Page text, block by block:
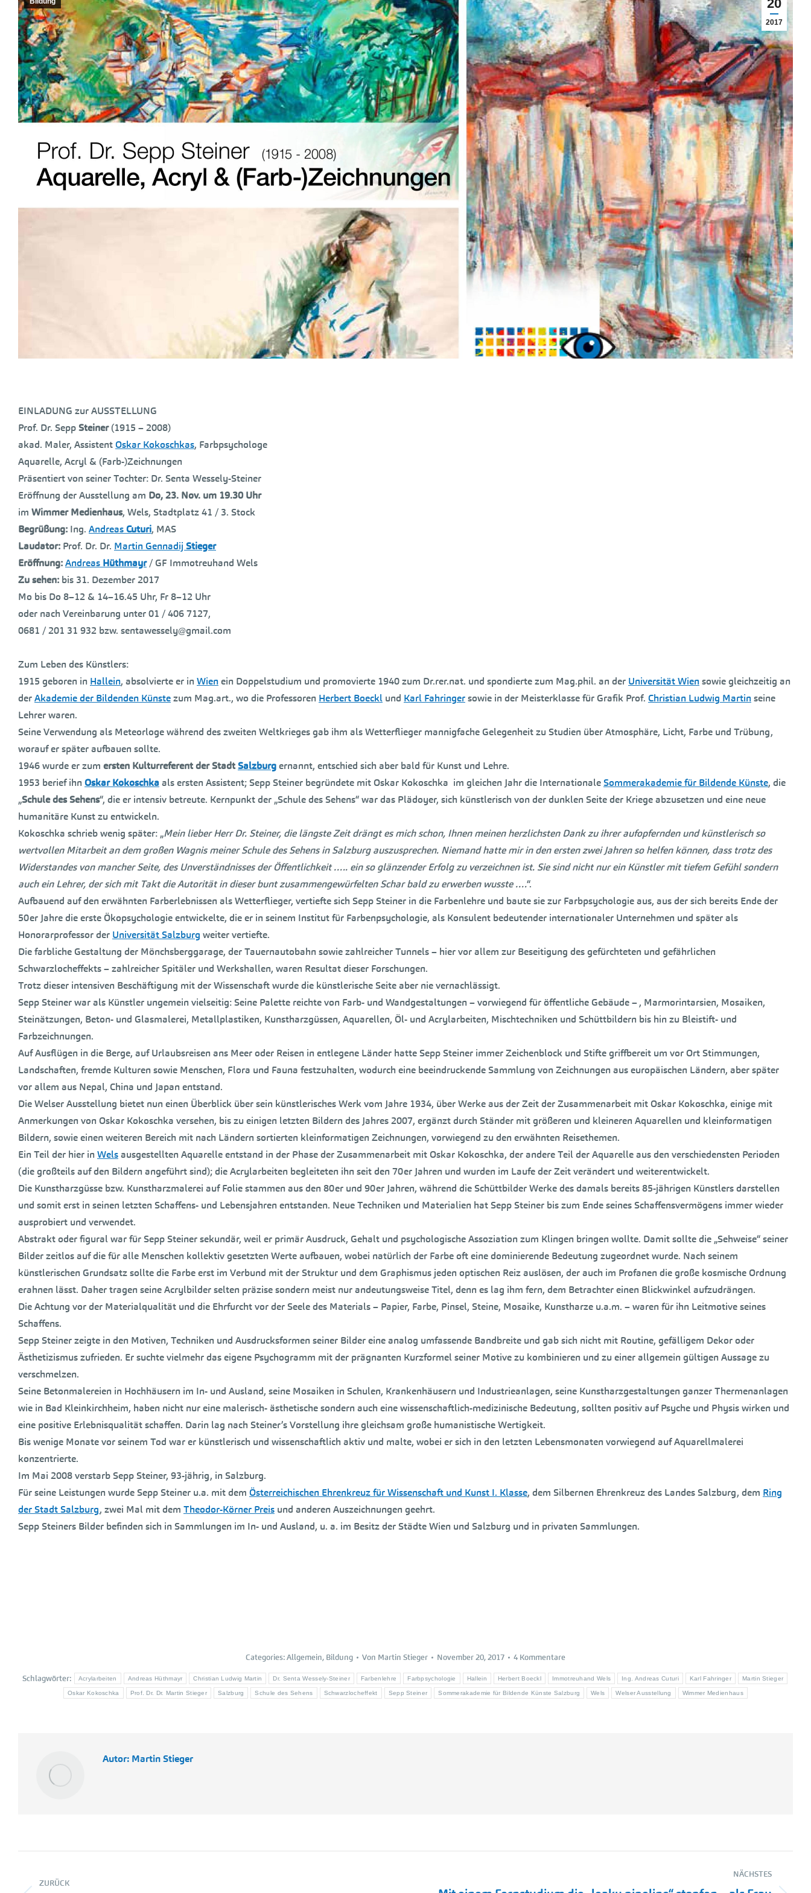
20
2017
EINLADUNG zur AUSSTELLUNG
Prof. Dr. SeppSteiner(1915 – 2008)
akad. Maler, AssistentOskar Kokoschkas, Farbpsychologe
Aquarelle, Acryl & (Farb-)Zeichnungen
Präsentiert von seiner Tochter: Dr. Senta Wessely-Steiner
Eröffnung der Ausstellung am Do, 23. Nov. um 19.30 Uhr
im Wimmer Medienhaus, Wels, Stadtplatz 41 / 3. Stock
Begrüßung: Ing. AndreasCuturi, MAS
Laudator: Prof. Dr. Dr. Martin Gennadij Stieger
Eröffnung:Andreas Hüthmayr/ GF Immotreuhand Wels
Zu sehen: bis 31. Dezember 2017
Mo bis Do 8–12 & 14–16.45 Uhr, Fr 8–12 Uhr
oder nach Vereinbarung unter 01 / 406 7127,
0681 / 201 31 932 bzw. sentawessely@gmail.com
Zum Leben des Künstlers:
1915 geboren in Hallein, absolvierte er in Wienein Doppelstudium und promovierte 1940 zum Dr.rer.nat. und spondierte zum Mag.phil. an der Universität Wiensowie gleichzeitig an
derAkademie der Bildenden Künstezum Mag.art., wo die Professoren Herbert Boeckl und Karl Fahringersowie in der Meisterklasse für Grafik Prof. Christian Ludwig Martinseine
Lehrer waren.
Seine Verwendung als Meteorloge während des zweiten Weltkrieges gab ihm als Wetterflieger mannigfache Gelegenheit zu Studien über Atmosphäre, Licht, Farbe und Trübung,
worauf er später aufbauen sollte.
1946 wurde er zum ersten Kulturreferent der StadtSalzburgernannt, entschied sich aber bald für Kunst und Lehre.
1953 berief ihn Oskar Kokoschka als ersten Assistent; Sepp Steiner begründete mit Oskar Kokoschka im gleichen Jahr die InternationaleSommerakademie für Bildende Künste, die
„Schule des Sehens“, die er intensiv betreute. Kernpunkt der „Schule des Sehens“ war das Plädoyer, sich künstlerisch von der dunklen Seite der Kriege abzusetzen und eine neue
humanitäre Kunst zu entwickeln.
Kokoschka schrieb wenig später: „Mein lieber Herr Dr. Steiner, die längste Zeit drängt es mich schon, Ihnen meinen herzlichsten Dank zu ihrer aufopfernden und künstlerisch so
wertvollen Mitarbeit an dem großen Wagnis meiner Schule des Sehens in Salzburg auszusprechen. Niemand hatte mir in den ersten zwei Jahren so helfen können, dass trotz des
Widerstandes von mancher Seite, des Unverständnisses der Öffentlichkeit ….. ein so glänzender Erfolg zu verzeichnen ist. Sie sind nicht nur ein Künstler mit tiefem Gefühl sondern
auch ein Lehrer, der sich mit Takt die Autorität in dieser bunt zusammengewürfelten Schar bald zu erwerben wusste ….“.
Aufbauend auf den erwähnten Farberlebnissen als Wetterflieger, vertiefte sich Sepp Steiner in die Farbenlehre und baute sie zur Farbpsychologie aus, aus der sich bereits Ende der
50er Jahre die erste Ökopsychologie entwickelte, die er in seinem Institut für Farbenpsychologie, als Konsulent bedeutender internationaler Unternehmen und später als
Honorarprofessor der Universität Salzburg weiter vertiefte.
Die farbliche Gestaltung der Mönchsberggarage, der Tauernautobahn sowie zahlreicher Tunnels – hier vor allem zur Beseitigung des gefürchteten und gefährlichen
Schwarzlocheffekts – zahlreicher Spitäler und Werkshallen, waren Resultat dieser Forschungen.
Trotz dieser intensiven Beschäftigung mit der Wissenschaft wurde die künstlerische Seite aber nie vernachlässigt.
Sepp Steiner war als Künstler ungemein vielseitig: Seine Palette reichte von Farb- und Wandgestaltungen – vorwiegend für öffentliche Gebäude – , Marmorintarsien, Mosaiken,
Steinätzungen, Beton- und Glasmalerei, Metallplastiken, Kunstharzgüssen, Aquarellen, Öl- und Acrylarbeiten, Mischtechniken und Schüttbildern bis hin zu Bleistift- und
Farbzeichnungen.
Auf Ausflügen in die Berge, auf Urlaubsreisen ans Meer oder Reisen in entlegene Länder hatte Sepp Steiner immer Zeichenblock und Stifte griffbereit um vor Ort Stimmungen,
Landschaften, fremde Kulturen sowie Menschen, Flora und Fauna festzuhalten, wodurch eine beeindruckende Sammlung von Zeichnungen aus europäischen Ländern, aber später
vor allem aus Nepal, China und Japan entstand.
Die Welser Ausstellung bietet nun einen Überblick über sein künstlerisches Werk vom Jahre 1934, über Werke aus der Zeit der Zusammenarbeit mit Oskar Kokoschka, einige mit
Anmerkungen von Oskar Kokoschka versehen, bis zu einigen letzten Bildern des Jahres 2007, ergänzt durch Ständer mit größeren und kleineren Aquarellen und kleinformatigen
Bildern, sowie einen weiteren Bereich mit nach Ländern sortierten kleinformatigen Zeichnungen, vorwiegend zu den erwähnten Reisethemen.
Ein Teil der hier in Welsausgestellten Aquarelle entstand in der Phase der Zusammenarbeit mit Oskar Kokoschka, der andere Teil der Aquarelle aus den verschiedensten Perioden
(die großteils auf den Bildern angeführt sind); die Acrylarbeiten begleiteten ihn seit den 70er Jahren und wurden im Laufe der Zeit verändert und weiterentwickelt.
Die Kunstharzgüsse bzw. Kunstharzmalerei auf Folie stammen aus den 80er und 90er Jahren, während die Schüttbilder Werke des damals bereits 85-jährigen Künstlers darstellen
und somit erst in seinen letzten Schaffens- und Lebensjahren entstanden. Neue Techniken und Materialien hat Sepp Steiner bis zum Ende seines Schaffensvermögens immer wieder
ausprobiert und verwendet.
Abstrakt oder figural war für Sepp Steiner sekundär, weil er primär Ausdruck, Gehalt und psychologische Assoziation zum Klingen bringen wollte. Damit sollte die „Sehweise“ seiner
Bilder zeitlos auf die für alle Menschen kollektiv gesetzten Werte aufbauen, wobei natürlich der Farbe oft eine dominierende Bedeutung zugeordnet wurde. Nach seinem
künstlerischen Grundsatz sollte die Farbe erst im Verbund mit der Struktur und dem Graphismus jeden optischen Reiz auslösen, der auch im Profanen die große kosmische Ordnung
erahnen lässt. Daher tragen seine Acrylbilder selten präzise sondern meist nur andeutungsweise Titel, denn es lag ihm fern, dem Betrachter einen Blickwinkel aufzudrängen.
Die Achtung vor der Materialqualität und die Ehrfurcht vor der Seele des Materials – Papier, Farbe, Pinsel, Steine, Mosaike, Kunstharze u.a.m. – waren für ihn Leitmotive seines
Schaffens.
Sepp Steiner zeigte in den Motiven, Techniken und Ausdrucksformen seiner Bilder eine analog umfassende Bandbreite und gab sich nicht mit Routine, gefälligem Dekor oder
Ästhetizismus zufrieden. Er suchte vielmehr das eigene Psychogramm mit der prägnanten Kurzformel seiner Motive zu kombinieren und zu einer allgemein gültigen Aussage zu
verschmelzen.
Seine Betonmalereien in Hochhäusern im In- und Ausland, seine Mosaiken in Schulen, Krankenhäusern und Industrieanlagen, seine Kunstharzgestaltungen ganzer Thermenanlagen
wie in Bad Kleinkirchheim, haben nicht nur eine malerisch- ästhetische sondern auch eine wissenschaftlich-medizinische Bedeutung, sollten positiv auf Psyche und Physis wirken und
eine positive Erlebnisqualität schaffen. Darin lag nach Steiner’s Vorstellung ihre gleichsam große humanistische Wertigkeit.
Bis wenige Monate vor seinem Tod war er künstlerisch und wissenschaftlich aktiv und malte, wobei er sich in den letzten Lebensmonaten vorwiegend auf Aquarellmalerei
konzentrierte.
Im Mai 2008 verstarb Sepp Steiner, 93-jährig, in Salzburg.
Für seine Leistungen wurde Sepp Steiner u.a. mit dem Österreichischen Ehrenkreuz für Wissenschaft und Kunst I. Klasse, dem Silbernen Ehrenkreuz des Landes Salzburg, dem Ring
der Stadt Salzburg, zwei Mal mit dem Theodor-Körner Preis und anderen Auszeichnungen geehrt.
Sepp Steiners Bilder befinden sich in Sammlungen im In- und Ausland, u. a. im Besitz der Städte Wien und Salzburg und in privaten Sammlungen.
Categories:Allgemein, Bildung Von Martin Stieger November 20, 2017 4 Kommentare
Schlagwörter: Acrylarbeiten Andreas Hüthmayr Christian Ludwig Martin Dr. Senta Wessely-Steiner Farbenlehre Farbpsychologie Hallein Herbert Boeckl Immotreuhand Wels Ing. Andreas Cuturi Karl Fahringer Martin Stieger
Oskar Kokoschka Prof. Dr. Dr. Martin Stieger Salzburg Schule des Sehens Schwarzlocheffekt Sepp Steiner Sommerakademie für Bildende Künste Salzburg Wels Welser Ausstellung Wimmer Medienhaus
Autor: Martin Stieger
ZURÜCK
NÄCHSTES